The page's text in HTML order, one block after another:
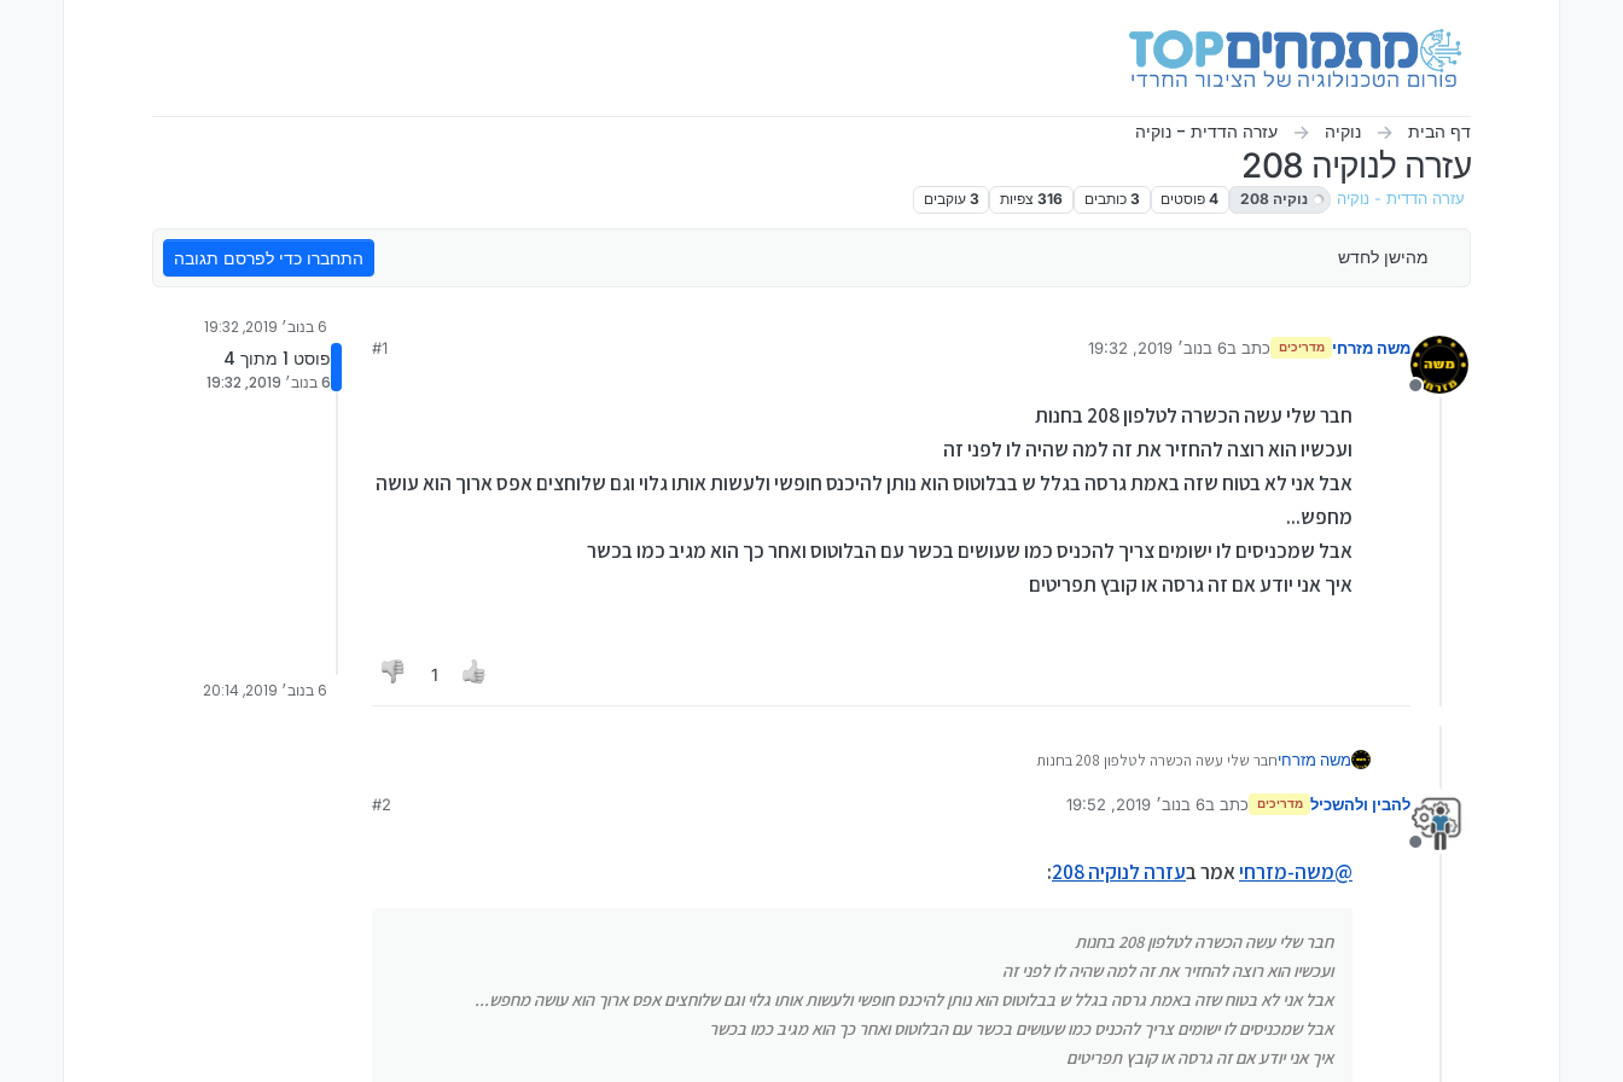
דף הבית נוקיה עזרה הדדית - נוקיה
עזרה לנוקיה 208
עזרה הדדית - נוקיה נוקיה 208 4 פוסטים 3 כותבים 316 צפיות 3 עוקבים
מהישן לחדש התחברו כדי לפרסם תגובה
מנותק
משה מזרחי מדריכים כתב ב6 בנוב׳ 2019, 19:32
נערך לאחרונה על ידי
#1
חבר שלי עשה הכשרה לטלפון 208 בחנות
ועכשיו הוא רוצה להחזיר את זה למה שהיה לו לפני זה
אבל אני לא בטוח שזה באמת גרסה בגלל ש בבלוטוס הוא נותן להיכנס חופשי ולעשות אותו גלוי וגם שלוחצים אפס ארוך הוא עושה
מחפש...
אבל שמכניסים לו ישומים צריך להכניס כמו שעושים בכשר עם הבלוטוס ואחר כך הוא מגיב כמו בכשר
איך אני יודע אם זה גרסה או קובץ תפריטים
1
משה מזרחיחבר שלי עשה הכשרה לטלפון 208 בחנות
אבל אני לא בטוח שזה באמת גרסה בגלל ש בבלוטוס הוא נותן להיכנס חופשי ולעשות אותו גלוי וגם שלוחצים אפס ארוך הוא עושה מחפש...
מנותק
להבין ולהשכיל מדריכים כתב ב6 בנוב׳ 2019, 19:52
נערך לאחרונה על ידי
#2
@משה-מזרחיאמר בעזרה לנוקיה 208 :
חבר שלי עשה הכשרה לטלפון 208 בחנות
ועכשיו הוא רוצה להחזיר את זה למה שהיה לו לפני זה
אבל אני לא בטוח שזה באמת גרסה בגלל ש בבלוטוס הוא נותן להיכנס חופשי ולעשות אותו גלוי וגם שלוחצים אפס ארוך הוא עושה מחפש...
אבל שמכניסים לו ישומים צריך להכניס כמו שעושים בכשר עם הבלוטוס ואחר כך הוא מגיב כמו בכשר
איך אני יודע אם זה גרסה או קובץ תפריטים
6 בנוב׳ 2019, 19:32
פוסט 1 מתוך 4
6 בנוב׳ 2019, 19:32
6 בנוב׳ 2019, 20:14